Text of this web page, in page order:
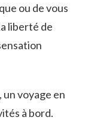
ou‌ de vous
liberté de
un voyage en
à bord.